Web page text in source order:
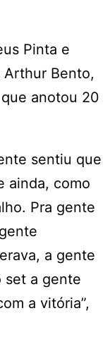
Pinta e
Arthur Bento,
anotou 20
sentiu que
ainda, como
Pra gente
a gente
set a gente
a vitória”,